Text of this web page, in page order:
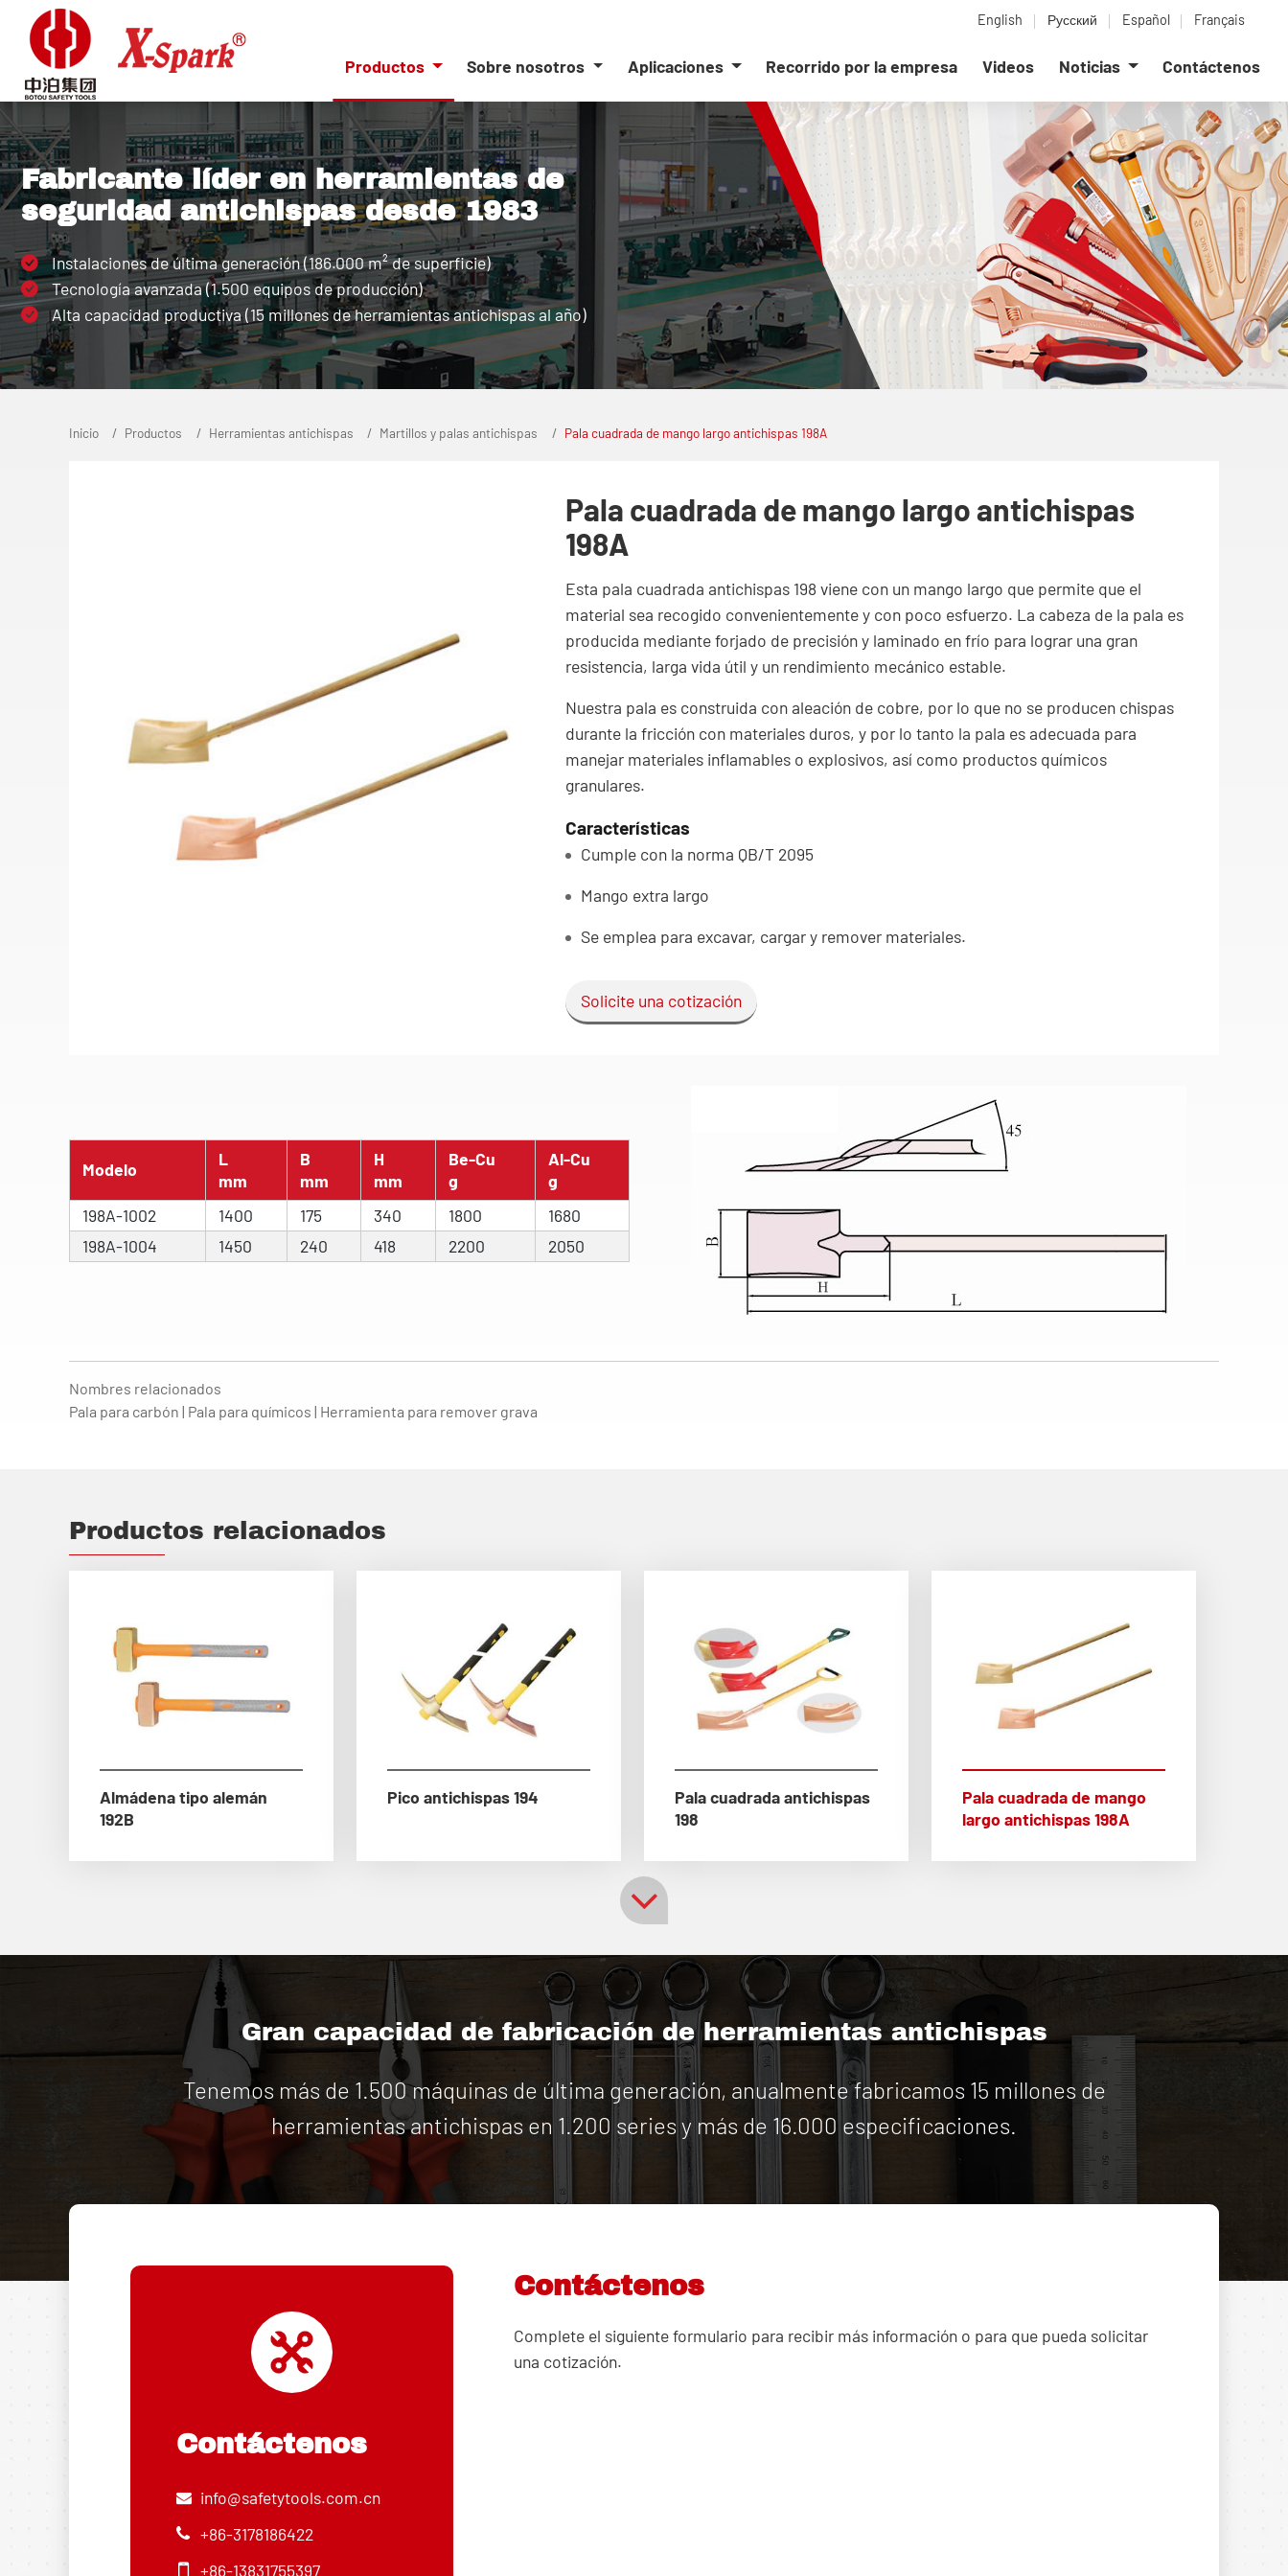
English Русский Español Français
Productos Sobre nosotros Aplicaciones Recorrido por la empresa Videos Noticias Contáctenos
Fabricante líder en herramientas de
seguridad antichispas desde 1983
Instalaciones de última generación (186.000 m² de superficie)
Tecnología avanzada (1.500 equipos de producción)
Alta capacidad productiva (15 millones de herramientas antichispas al año)
Inicio Productos Herramientas antichispas Martillos y palas antichispas Pala cuadrada de mango largo antichispas 198A
Pala cuadrada de mango largo antichispas
198A
Esta pala cuadrada antichispas 198 viene con un mango largo que permite que el
material sea recogido convenientemente y con poco esfuerzo. La cabeza de la pala es
producida mediante forjado de precisión y laminado en frío para lograr una gran
resistencia, larga vida útil y un rendimiento mecánico estable.
Nuestra pala es construida con aleación de cobre, por lo que no se producen chispas
durante la fricción con materiales duros, y por lo tanto la pala es adecuada para
manejar materiales inflamables o explosivos, así como productos químicos
granulares.
Características
Cumple con la norma QB/T 2095
Mango extra largo
Se emplea para excavar, cargar y remover materiales.
Solicite una cotización
Modelo
L
mm
B
mm
H
mm
Be-Cu
g
Al-Cu
g
198A-1002
1400 175 340 1800
1680
198A-1004
1450 240 418 2200 2050
Nombres relacionados
Pala para carbón | Pala para químicos | Herramienta para remover grava
Productos relacionados
Almádena tipo alemán
192B
Pico antichispas 194
Pala cuadrada antichispas
198
Pala cuadrada de mango
largo antichispas 198A
Gran capacidad de fabricación de herramientas antichispas
Tenemos más de 1.500 máquinas de última generación, anualmente fabricamos 15 millones de
herramientas antichispas en 1.200 series y más de 16.000 especificaciones.
Contáctenos
info@safetytools.com.cn
+86-3178186422
+86-13831755397
Contáctenos
Complete el siguiente formulario para recibir más información o para que pueda solicitar
una cotización.